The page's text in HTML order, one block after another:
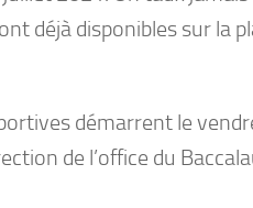
déjà disponibles sur la
démarrent le
de l’office du